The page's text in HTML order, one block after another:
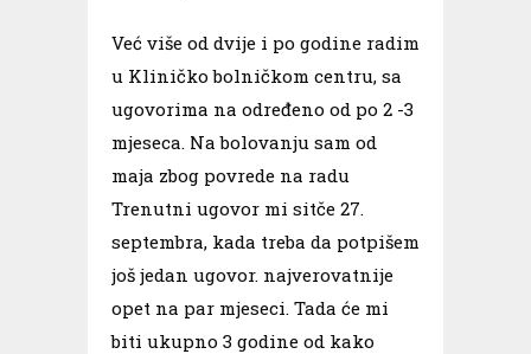
Već više od dvije i po godine radim
u Kliničko bolničkom centru, sa
ugovorima na određeno od po 2 -3
mjeseca. Na bolovanju sam od
maja zbog povrede na radu
Trenutni ugovor mi sitče 27.
septembra, kada treba da potpišem
još jedan ugovor. najverovatnije
opet na par mjeseci. Tada će mi
biti ukupno 3 godine od kako